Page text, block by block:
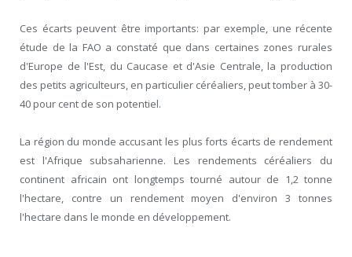
Ces écarts peuvent être importants: par exemple, une récente
étude de la FAO a constaté que dans certaines zones rurales
d'Europe de l'Est, du Caucase et d'Asie Centrale, la production
des petits agriculteurs, en particulier céréaliers, peut tomber à 30-
40 pour cent de son potentiel.
La région du monde accusant les plus forts écarts de rendement
est l'Afrique subsaharienne. Les rendements céréaliers du
continent africain ont longtemps tourné autour de 1,2 tonne
l'hectare, contre un rendement moyen d'environ 3 tonnes
l'hectare dans le monde en développement.